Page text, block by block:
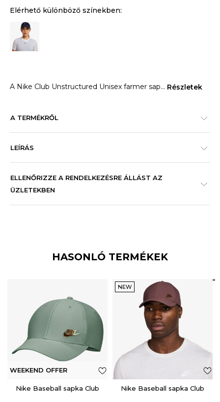
Elérhető különböző színekben:
A Nike Club Unstructured Unisex farmer sap... Részletek
A TERMÉKRŐL
LEÍRÁS
ELLENŐRIZZE A RENDELKEZÉSRE ÁLLÁST AZ
ÜZLETEKBEN
HASONLÓ TERMÉKEK
WEEKEND OFFER
ADDITIONAL 15%
Nike Baseball sapka Club
NEW
Nike Baseball sapka Club